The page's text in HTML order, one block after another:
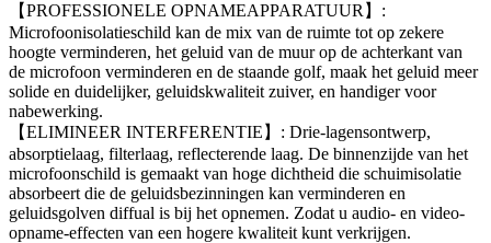
【PROFESSIONELE OPNAMEAPPARATUUR】:
Microfoonisolatieschild kan de mix van de ruimte tot op zekere
hoogte verminderen, het geluid van de muur op de achterkant van
de microfoon verminderen en de staande golf, maak het geluid meer
solide en duidelijker, geluidskwaliteit zuiver, en handiger voor
nabewerking.
【ELIMINEER INTERFERENTIE】: Drie-lagensontwerp,
absorptielaag, filterlaag, reflecterende laag. De binnenzijde van het
microfoonschild is gemaakt van hoge dichtheid die schuimisolatie
absorbeert die de geluidsbezinningen kan verminderen en
geluidsgolven diffual is bij het opnemen. Zodat u audio- en video-
opname-effecten van een hogere kwaliteit kunt verkrijgen.